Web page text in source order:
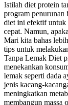
Istilah diet protein
program penurunan
diet ini efektif untuk
cepat. Namun,
Mari kita bahas
tips untuk
Tanpa Lemak Diet
menekankan
lemak seperti dada
jenis kacang-
meningkatkan
membangun massa